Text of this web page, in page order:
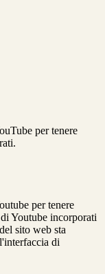
per tenere
per tenere
Youtube incorporati
sito web sta
di